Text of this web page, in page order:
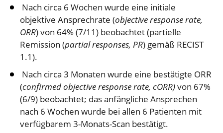
Nach circa 6 Wochen wurde eine initiale
objektive Ansprechrate (objective response rate,
ORR) von 64% (7/11) beobachtet (partielle
Remission (partial responses, PR) gemäß RECIST
1.1).
Nach circa 3 Monaten wurde eine bestätigte ORR
(confirmed objective response rate, cORR)von 67%
(6/9) beobachtet; das anfängliche Ansprechen
nach 6 Wochen wurde bei allen 6 Patienten mit
verfügbarem 3-Monats-Scan bestätigt.